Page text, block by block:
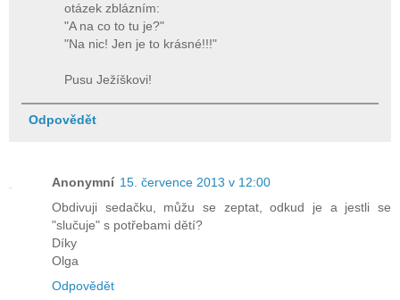
otázek zblázním:
"A na co to tu je?"
"Na nic! Jen je to krásné!!!"
Pusu Ježíškovi!
Odpovědět
Anonymní 15. července 2013 v 12:00
Obdivuji sedačku, můžu se zeptat, odkud je a jestli se
"slučuje" s potřebami dětí?
Díky
Olga
Odpovědět